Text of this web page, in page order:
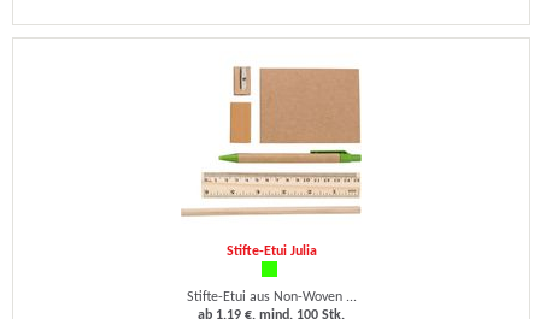
Stifte-Etui Julia
Stifte-Etui aus Non-Woven ...
ab 1,19 €, mind. 100 Stk.